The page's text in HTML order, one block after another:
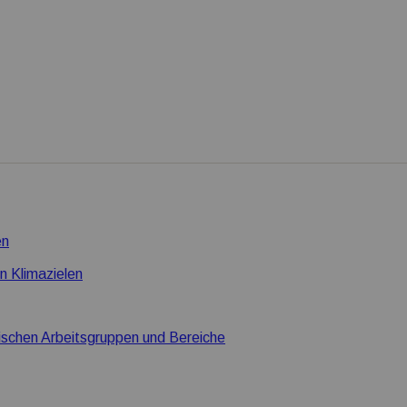
Klimazielen
Arbeitsgruppen und Bereiche